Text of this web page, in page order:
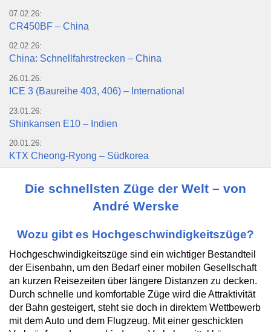
07.02.26:
CR450BF – China
02.02.26:
China: Schnellfahrstrecken – China
26.01.26:
ICE 3 (Baureihe 403, 406) – International
23.01.26:
Shinkansen E10 – Indien
20.01.26:
KTX Cheong-Ryong – Südkorea
Die schnellsten Züge der Welt – von
André Werske
Wozu gibt es Hochgeschwindigkeitszüge?
Hochgeschwindigkeitszüge sind ein wichtiger Bestandteil
der Eisenbahn, um den Bedarf einer mobilen Gesellschaft
an kurzen Reisezeiten über längere Distanzen zu decken.
Durch schnelle und komfortable Züge wird die Attraktivität
der Bahn gesteigert, steht sie doch in direktem Wettbewerb
mit dem Auto und dem Flugzeug. Mit einer geschickten